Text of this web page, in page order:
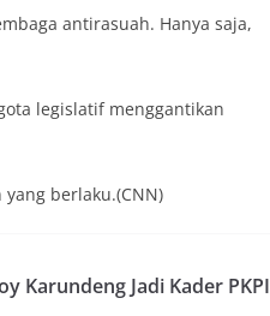
antirasuah. Hanya saja,
legislatif menggantikan
berlaku.(CNN)
Karundeng Jadi Kader PKPI